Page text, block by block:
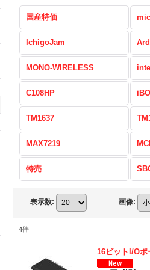
国産特価
IchigoJam
MONO-WIRELESS
C108HP
TM1637
MAX7219
特売
表示数: 画像:
4件
16ビットI/Oポ